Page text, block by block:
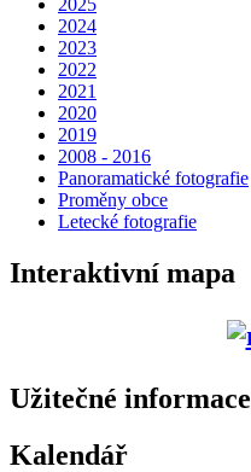
2025
2024
2023
2022
2021
2020
2019
2008 - 2016
Panoramatické fotografie
Proměny obce
Letecké fotografie
Interaktivní mapa
Užitečné informace
Kalendář